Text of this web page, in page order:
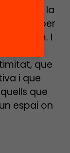
amb la
base per
I
que
i que
que
espai on